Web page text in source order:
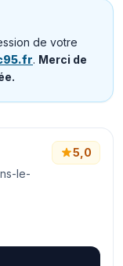
de votre
. Merci de
le-
5,0